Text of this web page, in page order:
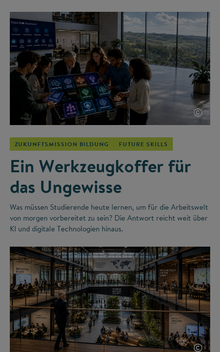
©
ZUKUNFTSMISSION BILDUNG FUTURE SKILLS
Ein Werkzeugkoffer für
das Ungewisse
Was müssen Studierende heute lernen, um für die Arbeitswelt
von morgen vorbereitet zu sein? Die Antwort reicht weit über
KI und digitale Technologien hinaus.
©